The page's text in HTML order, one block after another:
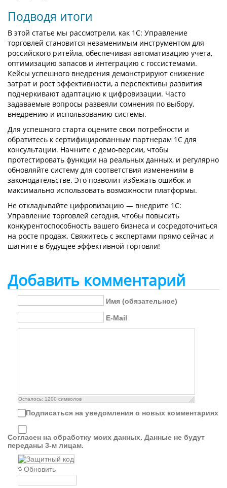
Подводя итоги
В этой статье мы рассмотрели, как 1С: Управление
торговлей становится незаменимым инструментом для
российского ритейла, обеспечивая автоматизацию учета,
оптимизацию запасов и интеграцию с госсистемами.
Кейсы успешного внедрения демонстрируют снижение
затрат и рост эффективности, а перспективы развития
подчеркивают адаптацию к цифровизации. Часто
задаваемые вопросы развеяли сомнения по выбору,
внедрению и использованию системы.
Для успешного старта оцените свои потребности и
обратитесь к сертифицированным партнерам 1С для
консультации. Начните с демо-версии, чтобы
протестировать функции на реальных данных, и регулярно
обновляйте систему для соответствия изменениям в
законодательстве. Это позволит избежать ошибок и
максимально использовать возможности платформы.
Не откладывайте цифровизацию — внедрите 1С:
Управление торговлей сегодня, чтобы повысить
конкурентоспособность вашего бизнеса и сосредоточиться
на росте продаж. Свяжитесь с экспертами прямо сейчас и
шагните в будущее эффективной торговли!
Добавить комментарий
Имя (обязательное)
E-Mail
Осталось: 1200 символов
Подписаться на уведомления о новых комментариях
Согласен на обработку моих данных. Данные не будут
переданы 3-м лицам.
Обновить